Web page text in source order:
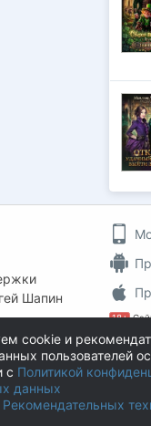
Шапин
18+
На
cookie и
пользователей
с Политикой
данных
Рекомендательных